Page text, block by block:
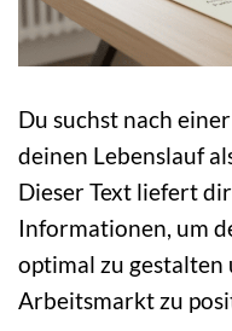
Du suchst nach
deinen Lebenslauf
Dieser Text liefert
Informationen, um
optimal zu
Arbeitsmarkt zu